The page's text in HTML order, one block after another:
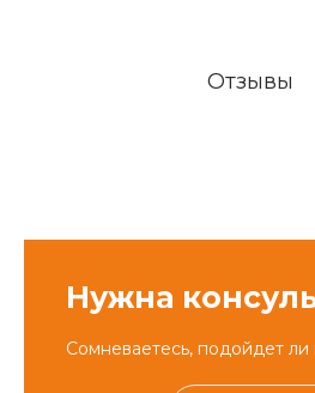
Отзывы
Нужна
Сомневаетесь, подойдет ли